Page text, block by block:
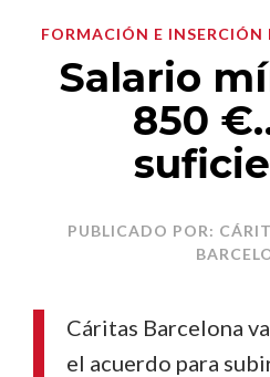
FORMACIÓN E INSERCIÓN
Salario
850
PUBLICADO POR:
Cáritas Barcelona
el acuerdo para